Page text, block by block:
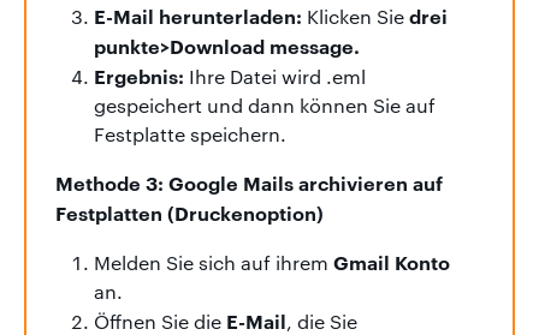
E-Mail herunterladen: Klicken Siedrei
punkte>Download message.
Ergebnis: Ihre Datei wird .eml
gespeichert und dann können Sie auf
Festplatte speichern.
Methode 3: Google Mails archivieren auf
Festplatten (Druckenoption)
Melden Sie sich auf ihrem Gmail Konto
an.
Öffnen Sie die E-Mail, die Sie